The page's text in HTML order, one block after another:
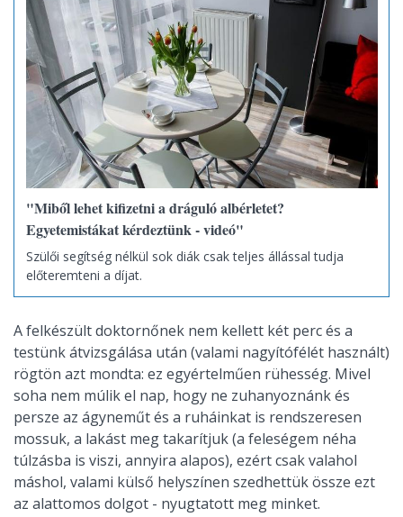
"Miből lehet kifizetni a dráguló albérletet?
Egyetemistákat kérdeztünk - videó"
Szülői segítség nélkül sok diák csak teljes állással tudja
előteremteni a díjat.
A felkészült doktornőnek nem kellett két perc és a
testünk átvizsgálása után (valami nagyítófélét használt)
rögtön azt mondta: ez egyértelműen rühesség. Mivel
soha nem múlik el nap, hogy ne zuhanyoznánk és
persze az ágyneműt és a ruháinkat is rendszeresen
mossuk, a lakást meg takarítjuk (a feleségem néha
túlzásba is viszi, annyira alapos), ezért csak valahol
máshol, valami külső helyszínen szedhettük össze ezt
az alattomos dolgot - nyugtatott meg minket.